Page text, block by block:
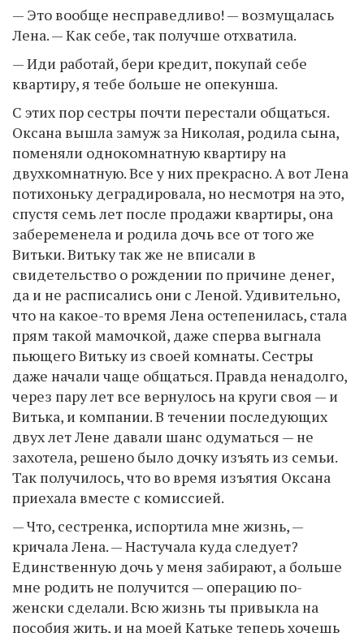
— Это вообще несправедливо! — возмущалась
Лена. — Как себе, так получше отхватила.
— Иди работай, бери кредит, покупай себе
квартиру, я тебе больше не опекунша.
С этих пор сестры почти перестали общаться.
Оксана вышла замуж за Николая, родила сына,
поменяли однокомнатную квартиру на
двухкомнатную. Все у них прекрасно. А вот Лена
потихоньку деградировала, но несмотря на это,
спустя семь лет после продажи квартиры, она
забеременела и родила дочь все от того же
Витьки. Витьку так же не вписали в
свидетельство о рождении по причине денег,
да и не расписались они с Леной. Удивительно,
что на какое-то время Лена остепенилась, стала
прям такой мамочкой, даже сперва выгнала
пьющего Витьку из своей комнаты. Сестры
даже начали чаще общаться. Правда ненадолго,
через пару лет все вернулось на круги своя — и
Витька, и компании. В течении последующих
двух лет Лене давали шанс одуматься — не
захотела, решено было дочку изъять из семьи.
Так получилось, что во время изъятия Оксана
приехала вместе с комиссией.
— Что, сестренка, испортила мне жизнь, —
кричала Лена. — Настучала куда следует?
Единственную дочь у меня забирают, а больше
мне родить не получится — операцию по-
женски сделали. Всю жизнь ты привыкла на
пособия жить, и на моей Катьке теперь хочешь